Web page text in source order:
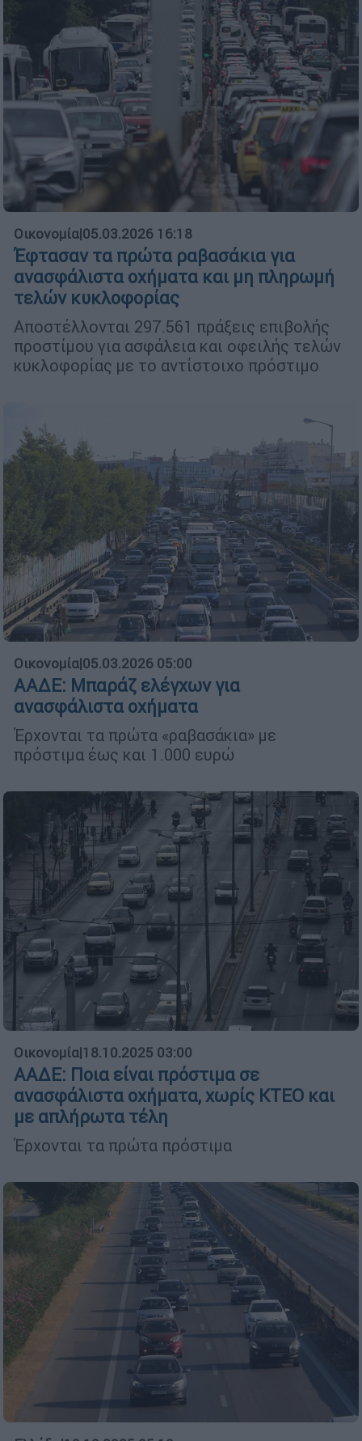
Οικονομία|05.03.2026 16:18
Έφτασαν τα πρώτα ραβασάκια για
ανασφάλιστα οχήματα και μη πληρωμή
τελών κυκλοφορίας
Αποστέλλονται 297.561 πράξεις επιβολής
προστίμου για ασφάλεια και οφειλής τελών
κυκλοφορίας με το αντίστοιχο πρόστιμο
Οικονομία|05.03.2026 05:00
ΑΑΔΕ: Μπαράζ ελέγχων για
ανασφάλιστα οχήματα
Έρχονται τα πρώτα «ραβασάκια» με
πρόστιμα έως και 1.000 ευρώ
Οικονομία|18.10.2025 03:00
ΑΑΔΕ: Ποια είναι πρόστιμα σε
ανασφάλιστα οχήματα, χωρίς ΚΤΕΟ και
με απλήρωτα τέλη
Έρχονται τα πρώτα πρόστιμα